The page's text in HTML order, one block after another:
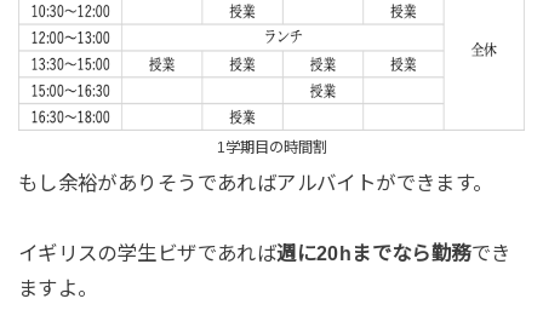
1学期目の時間割
もし余裕がありそうであればアルバイトができます。
イギリスの学生ビザであれば週に20hまでなら勤務でき
ますよ。